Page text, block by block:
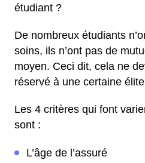
étudiant ?
De nombreux étudiants
soins, ils n’ont pas de
moyen. Ceci dit, cela ne
réservé à une certaine
Les 4 critères qui font
sont :
L’âge de l’assuré